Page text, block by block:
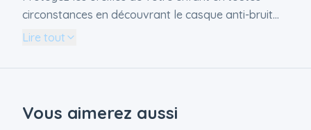
circonstances en découvrant le casque anti-bruit
pour bébé mis au point par L2N, disponible en
à un concert, à un festival, à un feu d'artifice, ou
s'annonce particulièrement élevé (fête de famille,
voyage en avion, etc.), le casque anti-bruit pour
Lire tout
Vous aimerez aussi